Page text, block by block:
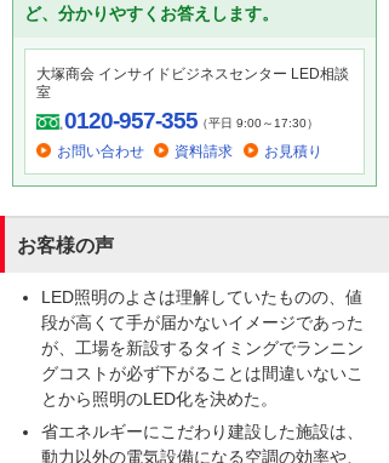
ど、分かりやすくお答えします。
大塚商会 インサイドビジネスセンター LED相談
室
0120-957-355（平日 9:00～17:30）
お問い合わせ 資料請求 お見積り
お客様の声
LED照明のよさは理解していたものの、値
段が高くて手が届かないイメージであった
が、工場を新設するタイミングでランニン
グコストが必ず下がることは間違いないこ
とから照明のLED化を決めた。
省エネルギーにこだわり建設した施設は、
動力以外の電気設備になる空調の効率や、